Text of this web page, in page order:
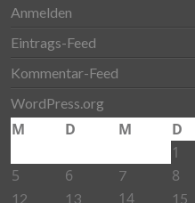
Anmelden
Eintrags-Feed
Kommentar-Feed
WordPress.org
M D M D
1
5
6 7 8
12 13 14 15